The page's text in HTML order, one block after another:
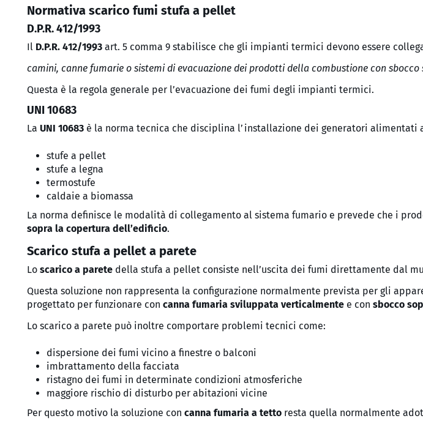
Normativa scarico fumi stufa a pellet
D.P.R. 412/1993
Il D.P.R. 412/1993 art. 5 comma 9 stabilisce che gli impianti termici devono essere
camini, canne fumarie o sistemi di evacuazione dei prodotti della combustione con
Questa è la regola generale per l’evacuazione dei fumi degli impianti termici.
UNI 10683
La UNI 10683 è la norma tecnica che disciplina l’installazione dei generatori alimentati
stufe a pellet
stufe a legna
termostufe
caldaie a biomassa
La norma definisce le modalità di collegamento al sistema fumario e prevede che i
sopra la copertura dell’edificio.
Scarico stufa a pellet a parete
Lo scarico a parete della stufa a pellet consiste nell’uscita dei fumi direttamente dal
Questa soluzione non rappresenta la configurazione normalmente prevista per gli
progettato per funzionare con canna fumaria sviluppata verticalmente e con sbocco
Lo scarico a parete può inoltre comportare problemi tecnici come:
dispersione dei fumi vicino a finestre o balconi
imbrattamento della facciata
ristagno dei fumi in determinate condizioni atmosferiche
maggiore rischio di disturbo per abitazioni vicine
Per questo motivo la soluzione con canna fumaria a tetto resta quella normalmente